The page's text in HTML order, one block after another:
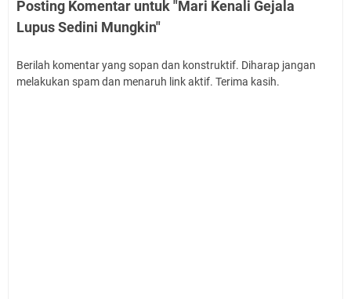
Posting Komentar untuk "Mari Kenali Gejala
Lupus Sedini Mungkin"
Berilah komentar yang sopan dan konstruktif. Diharap jangan
melakukan spam dan menaruh link aktif. Terima kasih.